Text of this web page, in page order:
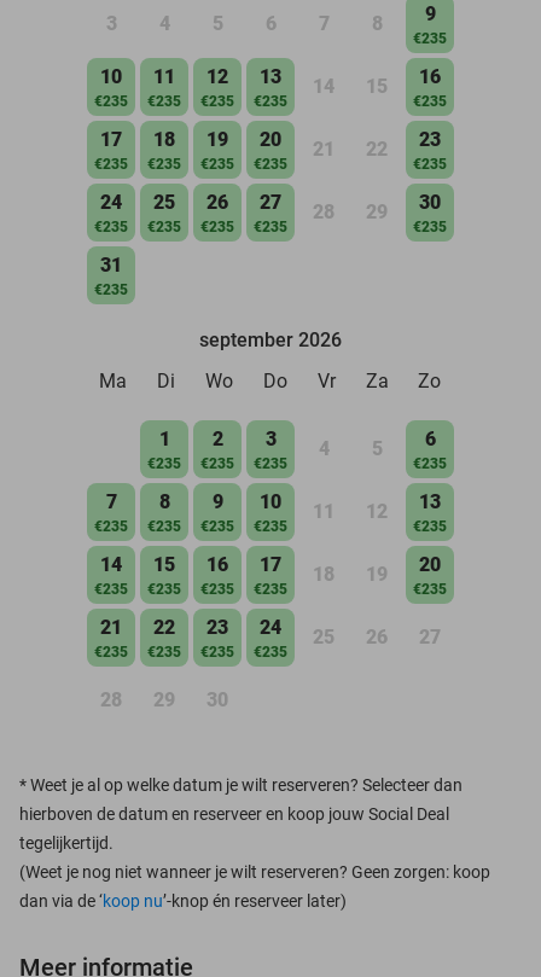
3 4 5 6 7 8 9
€235
10
€235
11
€235
12
€235
13
€235
14 15 16
€235
17
€235
18
€235
19
€235
20
€235
21 22 23
€235
24
€235
25
€235
26
€235
27
€235
28 29 30
€235
31
€235
september 2026
Ma
Di Wo Do Vr Za Zo
1
€235
2
€235
3
€235
4 5 6
€235
7
€235
8
€235
9
€235
10
€235
11 12 13
€235
14
€235
15
€235
16
€235
17
€235
18 19 20
€235
21
€235
22
€235
23
€235
24
€235
25 26 27
28 29 30
*Weet je al op welke datum je wilt reserveren? Selecteer dan
hierboven de datum en reserveer en koop jouw Social Deal
tegelijkertijd.
(Weet je nog niet wanneer je wilt reserveren? Geen zorgen: koop
dan via de ‘koop nu’-knop én reserveer later)
Meer informatie